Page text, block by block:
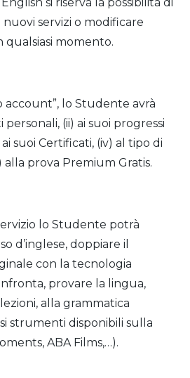
servizi o modificare
qualsiasi momento.
account”, lo Studente avrà
personali, (ii) ai suoi progressi
suoi Certificati, (iv) al tipo di
prova Premium Gratis.
lo Studente potrà
d’inglese, doppiare il
con la tecnologia
provare la lingua,
alla grammatica
strumenti disponibili sulla
ABA Films,…).